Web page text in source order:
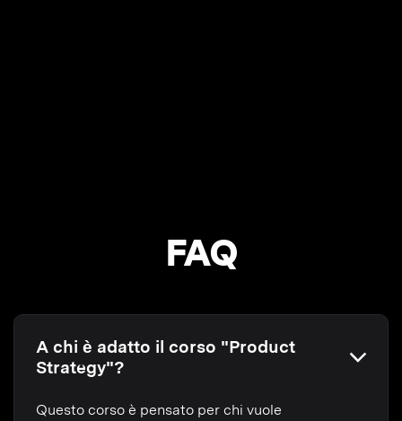
FAQ
A chi è adatto il corso "Product
Strategy"?
Questo corso è pensato per chi vuole